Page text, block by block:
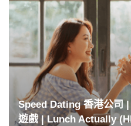
Speed Dating 香港公司
遊戲 | Lunch Actually